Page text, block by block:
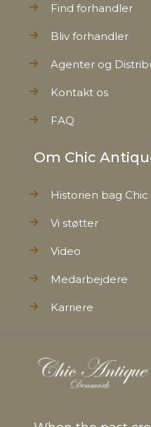
Find forhandler
Bliv forhandler
Agenter og
Kontakt os
FAQ
Om Chic
Historien bag
Vi støtter
Video
Medarbejdere
Karriere